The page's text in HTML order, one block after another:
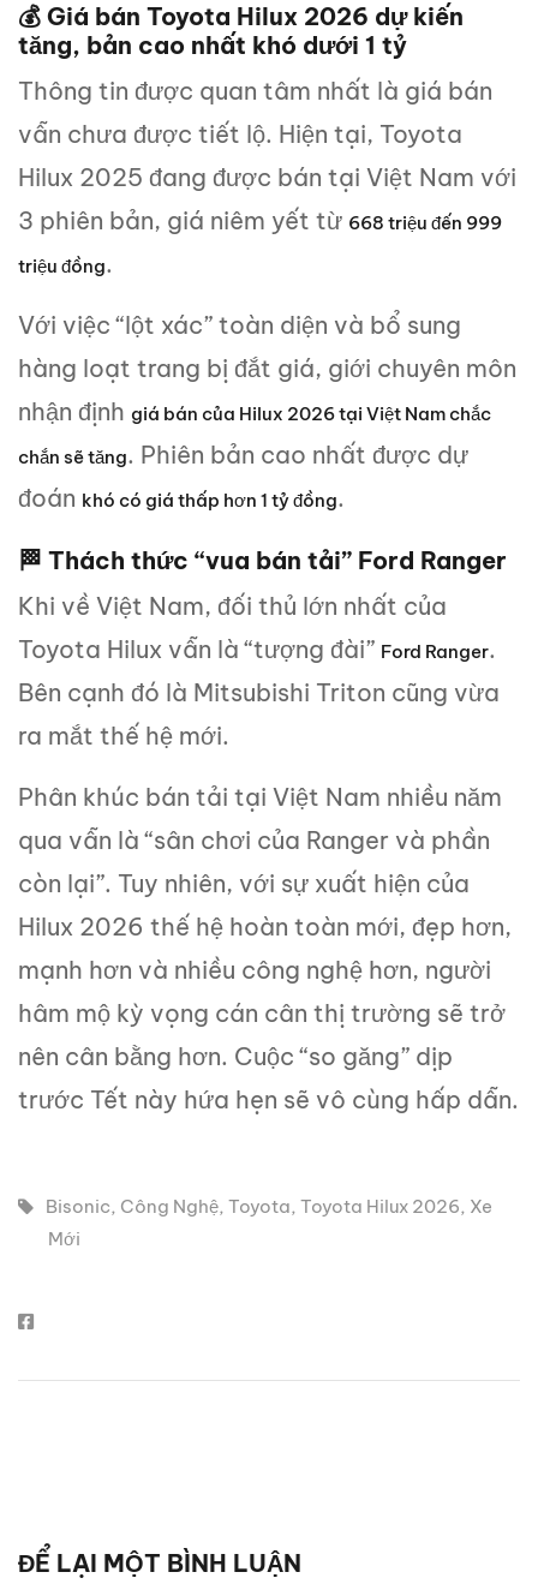
💰 Giá bán Toyota Hilux 2026 dự kiến
tăng, bản cao nhất khó dưới 1 tỷ
Thông tin được quan tâm nhất là giá bán
vẫn chưa được tiết lộ. Hiện tại, Toyota
Hilux 2025 đang được bán tại Việt Nam với
3 phiên bản, giá niêm yết từ 668 triệu đến 999
triệu đồng.
Với việc “lột xác” toàn diện và bổ sung
hàng loạt trang bị đắt giá, giới chuyên môn
nhận định giá bán của Hilux 2026 tại Việt Nam chắc
chắn sẽ tăng. Phiên bản cao nhất được dự
đoán khó có giá thấp hơn 1 tỷ đồng.
🏁 Thách thức “vua bán tải” Ford Ranger
Khi về Việt Nam, đối thủ lớn nhất của
Toyota Hilux vẫn là “tượng đài” Ford Ranger.
Bên cạnh đó là Mitsubishi Triton cũng vừa
ra mắt thế hệ mới.
Phân khúc bán tải tại Việt Nam nhiều năm
qua vẫn là “sân chơi của Ranger và phần
còn lại”. Tuy nhiên, với sự xuất hiện của
Hilux 2026 thế hệ hoàn toàn mới, đẹp hơn,
mạnh hơn và nhiều công nghệ hơn, người
hâm mộ kỳ vọng cán cân thị trường sẽ trở
nên cân bằng hơn. Cuộc “so găng” dịp
trước Tết này hứa hẹn sẽ vô cùng hấp dẫn.
Bisonic, Công Nghệ, Toyota, Toyota Hilux 2026, Xe
Mới
ĐỂ LẠI MỘT BÌNH LUẬN